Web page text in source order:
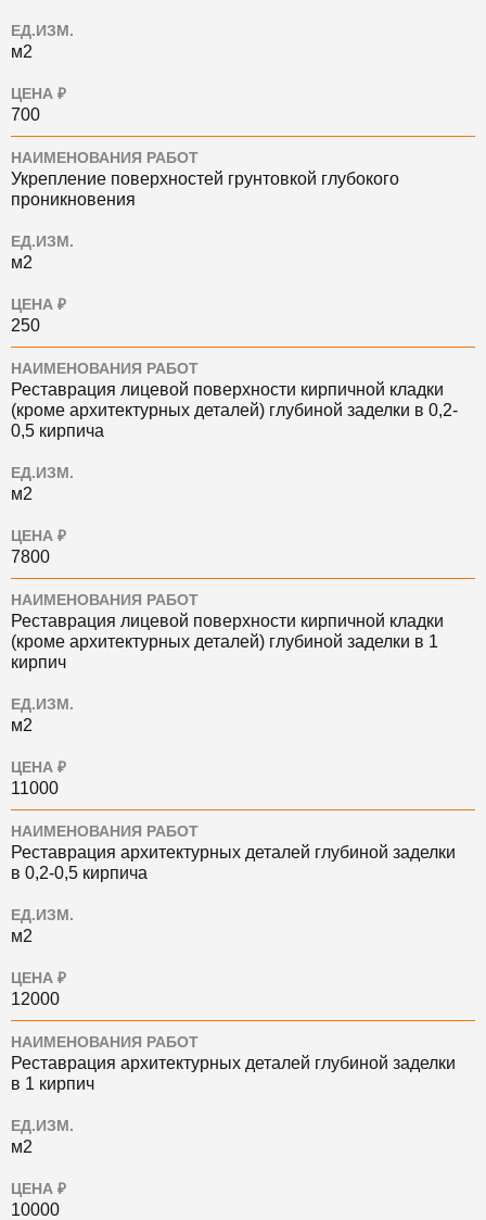
ЕД.ИЗМ.
м2
ЦЕНА ₽
700
НАИМЕНОВАНИЯ РАБОТ
Укрепление поверхностей грунтовкой глубокого
проникновения
ЕД.ИЗМ.
м2
ЦЕНА ₽
250
НАИМЕНОВАНИЯ РАБОТ
Реставрация лицевой поверхности кирпичной кладки
(кроме архитектурных деталей) глубиной заделки в 0,2-
0,5 кирпича
ЕД.ИЗМ.
м2
ЦЕНА ₽
7800
НАИМЕНОВАНИЯ РАБОТ
Реставрация лицевой поверхности кирпичной кладки
(кроме архитектурных деталей) глубиной заделки в 1
кирпич
ЕД.ИЗМ.
м2
ЦЕНА ₽
11000
НАИМЕНОВАНИЯ РАБОТ
Реставрация архитектурных деталей глубиной заделки
в 0,2-0,5 кирпича
ЕД.ИЗМ.
м2
ЦЕНА ₽
12000
НАИМЕНОВАНИЯ РАБОТ
Реставрация архитектурных деталей глубиной заделки
в 1 кирпич
ЕД.ИЗМ.
м2
ЦЕНА ₽
10000